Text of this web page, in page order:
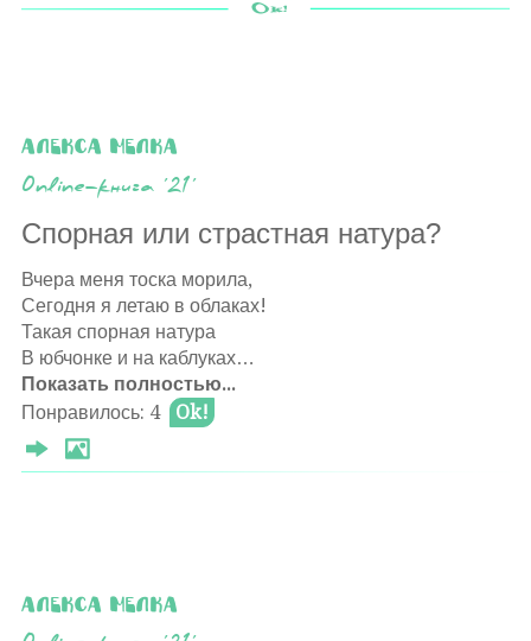
Алекса Мелка
Online-книга '21'
Спорная или страстная натура?
Вчера меня тоска морила,
Сегодня я летаю в облаках!
Такая спорная натура
В юбчонке и на каблуках…
Вчера мне было одиноко,
Любви хотелось, ласки, доброты…
Сегодня я вдруг осознала,
Из сочной мякоти большого винограда,
Ветвится что, на Родине его…
Показать полностью...
Понравилось: 4
Ok!
Алекса Мелка